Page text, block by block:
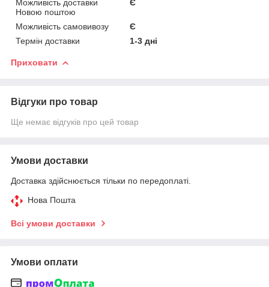
Можливість доставки
Новою поштою
Є
Можливість самовивозу
Є
Термін доставки
1-3 дні
Приховати
Відгуки про товар
Ще немає відгуків про цей товар
Умови доставки
Доставка здійснюється тільки по передоплаті.
Нова Пошта
Всі умови доставки
Умови оплати